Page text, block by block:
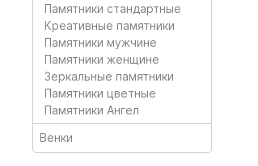
Памятники стандартные
Креативные памятники
Памятники мужчине
Памятники женщине
Зеркальные памятники
Памятники цветные
Памятники Ангел
Венки